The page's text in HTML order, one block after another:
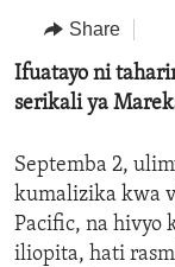
Navigation
Skip
to
AFRICA
AMERICAS
EUROPE
MIDDLE EAST
TOPICS
HUMAN RIGHTS
SECURITY AND
AID AND
DEMOCRACY
ECONOMY AND
ARCHIVE
ABOUT US
FOLLOW US
Share
Ifuatayo ni
serikali ya
Septemba 2,
kumalizika kwa
Pacific, na hivyo
iliopita, hati